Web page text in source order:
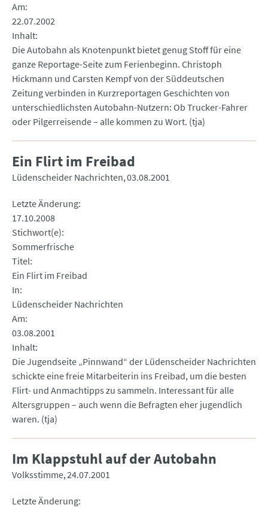
Am
22.07.2002
Inhalt
Die Autobahn als Knotenpunkt bietet genug Stoff für eine
ganze Reportage-Seite zum Ferienbeginn. Christoph
Hickmann und Carsten Kempf von der Süddeutschen
Zeitung verbinden in Kurzreportagen Geschichten von
unterschiedlichsten Autobahn-Nutzern: Ob Trucker-Fahrer
oder Pilgerreisende – alle kommen zu Wort. (tja)
Ein Flirt im Freibad
Lüdenscheider Nachrichten 03.08.2001
Letzte Änderung
17.10.2008
Stichwort(e)
Sommerfrische
Titel
Ein Flirt im Freibad
In
Lüdenscheider Nachrichten
Am
03.08.2001
Inhalt
Die Jugendseite „Pinnwand“ der Lüdenscheider Nachrichten
schickte eine freie Mitarbeiterin ins Freibad, um die besten
Flirt- und Anmachtipps zu sammeln. Interessant für alle
Altersgruppen – auch wenn die Befragten eher jugendlich
waren. (tja)
Im Klappstuhl auf der Autobahn
Volksstimme 24.07.2001
Letzte Änderung